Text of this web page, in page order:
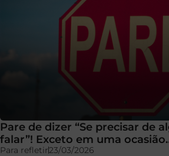
Pare de dizer “Se precisar de
falar”! Exceto em uma
Para refletir23/03/2026